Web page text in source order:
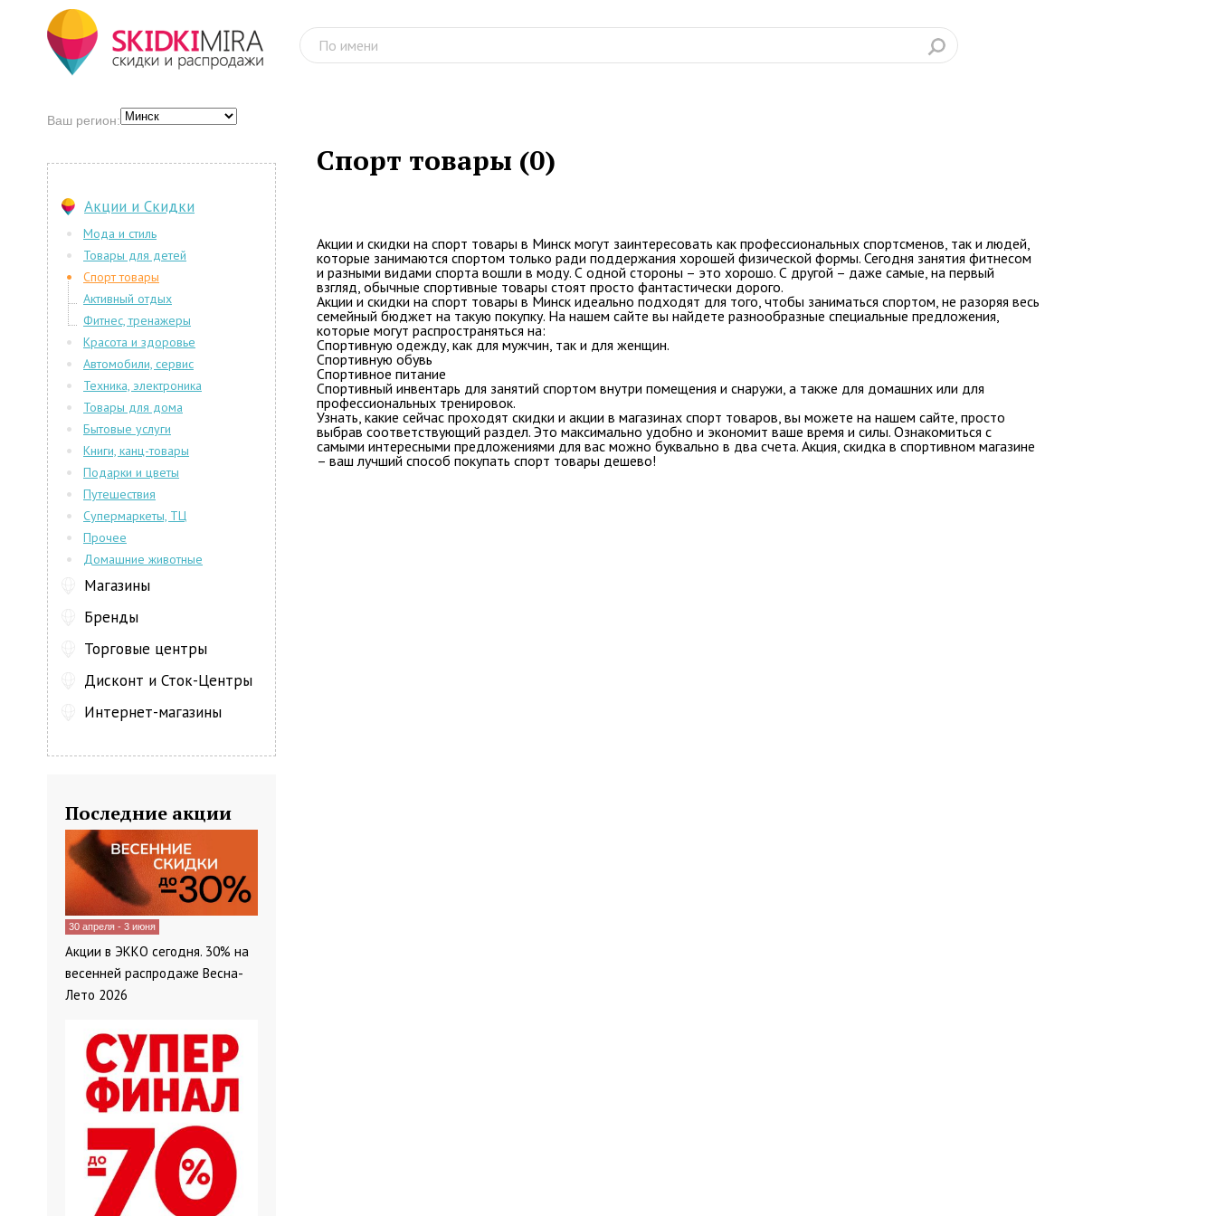
Спорт товары (0)
Акции и скидки на спорт товары в Минскмогут заинтересовать как профессиональных спортсменов, так и людей,
которые занимаются спортом только ради поддержания хорошей физической формы. Сегодня занятия фитнесом
и разными видами спорта вошли в моду. С одной стороны – это хорошо. С другой – даже самые, на первый
взгляд, обычные спортивные товары стоят просто фантастически дорого.
Акции и скидки на спорт товары в Минскидеально подходят для того, чтобы заниматься спортом, не разоряя весь
семейный бюджет на такую покупку. На нашем сайте вы найдете разнообразные специальные предложения,
которые могут распространяться на:
Спортивную одежду, как для мужчин, так и для женщин.
Спортивную обувь
Спортивное питание
Спортивный инвентарь для занятий спортом внутри помещения и снаружи, а также для домашних или для
профессиональных тренировок.
Узнать, какие сейчас проходят скидки и акции в магазинах спорт товаров, вы можете на нашем сайте, просто
выбрав соответствующий раздел. Это максимально удобно и экономит ваше время и силы. Ознакомиться с
самыми интересными предложениями для вас можно буквально в два счета. Акция, скидка в спортивном магазине
– ваш лучший способ покупать спорт товары дешево!
Ваш регион:
Акции и Скидки
Мода и стиль
Товары для детей
Спорт товары
Активный отдых
Фитнес, тренажеры
Красота и здоровье
Автомобили, сервис
Техника, электроника
Товары для дома
Бытовые услуги
Книги, канц-товары
Подарки и цветы
Путешествия
Супермаркеты, ТЦ
Прочее
Домашние животные
Магазины
Бренды
Торговые центры
Дисконт и Сток-Центры
Интернет-магазины
Последние акции
30 апреля - 3 июня
Акции в ЭККО сегодня. 30% на
весенней распродаже Весна-
Лето 2026